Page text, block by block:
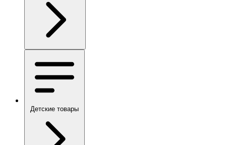
Детские товары